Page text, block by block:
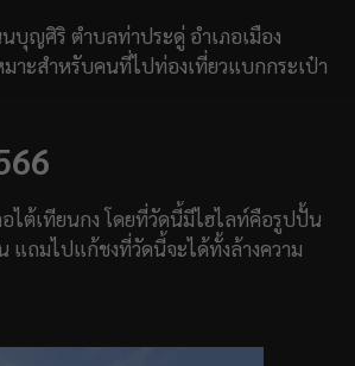
บุญศิริ ตำบลท่าประดู่ อำเภอเมือง
มาะสำหรับคนที่ไปท่องเที่ยวแบกกระเป๋า
ไต้เทียนกง โดยที่วัดนี้มีไฮไลท์คือรูปปั้น
ถมไปแก้ชงที่วัดนี้จะได้ทั้งล้างความ